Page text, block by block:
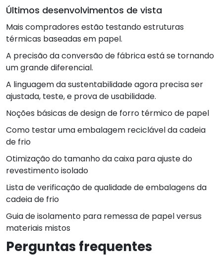
Últimos desenvolvimentos de vista
Mais compradores estão testando estruturas
térmicas baseadas em papel.
A precisão da conversão de fábrica está se tornando
um grande diferencial.
A linguagem da sustentabilidade agora precisa ser
ajustada, teste, e prova de usabilidade.
Noções básicas de design de forro térmico de papel
Como testar uma embalagem reciclável da cadeia
de frio
Otimização do tamanho da caixa para ajuste do
revestimento isolado
Lista de verificação de qualidade de embalagens da
cadeia de frio
Guia de isolamento para remessa de papel versus
materiais mistos
Perguntas frequentes